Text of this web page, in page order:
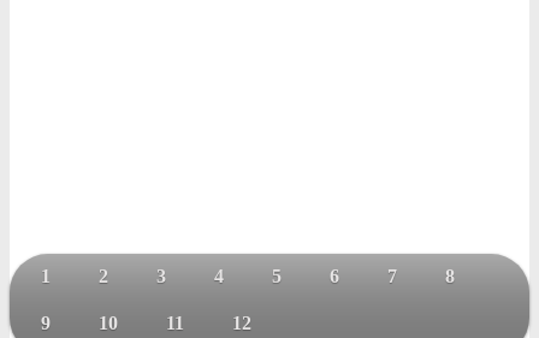
1 2 3 4 5 6 7 8
9 10 11 12